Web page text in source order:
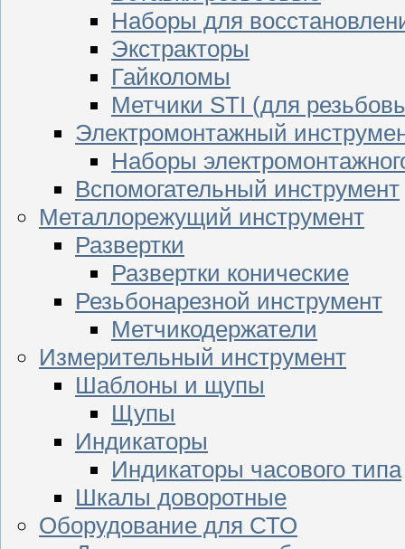
Наборы для
Экстракторы
Гайколомы
Метчики STI (для
Электромонтажный
Наборы
Вспомогательный инструмент
Металлорежущий инструмент
Развертки
Развертки конические
Резьбонарезной инструмент
Метчикодержатели
Измерительный инструмент
Шаблоны и щупы
Щупы
Индикаторы
Индикаторы часового типа
Шкалы доворотные
Оборудование для СТО